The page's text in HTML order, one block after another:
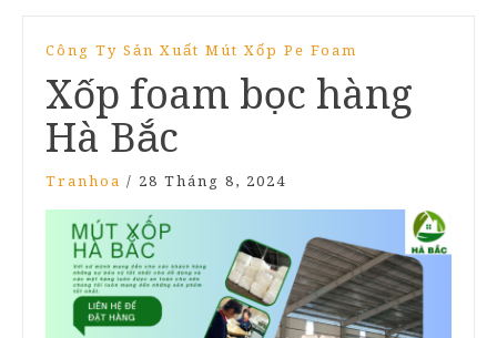
Công Ty Sản Xuất Mút Xốp Pe Foam
Xốp foam bọc hàng
Hà Bắc
Tranhoa / 28 Tháng 8, 2024